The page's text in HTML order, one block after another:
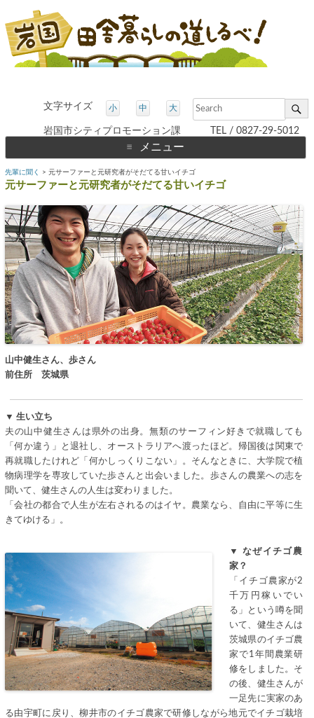
文字サイズ 小 中 大
岩国市シティプロモーション課 TEL / 0827-29-5012
メニュー
ン
テ
ツ
へ
ス
キ
ッ
プ
先輩に聞く > 元サーファーと元研究者がそだてる甘いイチゴ
元サーファーと元研究者がそだてる甘いイチゴ
山中健生さん、歩さん
前住所 茨城県
▼ 生い立ち
夫の山中健生さんは県外の出身。無類のサーフィン好きで就職しても
「何か違う」と退社し、オーストラリアへ渡ったほど。帰国後は関東で
再就職したけれど「何かしっくりこない」。そんなときに、大学院で植
物病理学を専攻していた歩さんと出会いました。歩さんの農業への志を
聞いて、健生さんの人生は変わりました。
「会社の都合で人生が左右されるのはイヤ。農業なら、自由に平等に生
きてゆける」。
▼ なぜイチゴ農
家？
「イチゴ農家が2
千万円稼いでい
る」という噂を聞
いて、健生さんは
茨城県のイチゴ農
家で1年間農業研
修をしました。そ
の後、健生さんが
一足先に実家のあ
る由宇町に戻り、柳井市のイチゴ農家で研修しながら地元でイチゴ栽培